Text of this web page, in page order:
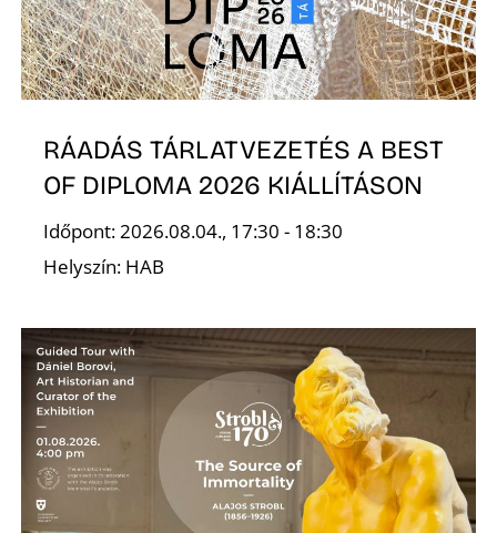
RÁADÁS TÁRLATVEZETÉS A BEST
OF DIPLOMA 2026 KIÁLLÍTÁSON
Időpont: 2026.08.04., 17:30 - 18:30
Helyszín: HAB